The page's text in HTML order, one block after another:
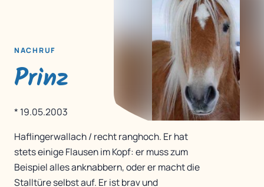
NACHRUF
Prinz
* 19.05.2003
Haflingerwallach / recht ranghoch. Er hat
stets einige Flausen im Kopf: er muss zum
Beispiel alles anknabbern, oder er macht die
Stalltüre selbst auf. Er ist brav und